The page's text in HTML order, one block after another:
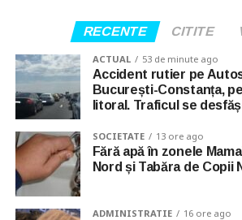
RECENTE CITITE
ACTUAL 53 de minute ago
Accident rutier pe
București-Constanța,
litoral. Traficul se
SOCIETATE 13 ore ago
Fără apă în zonele
Nord și Tabăra de Copii
ADMINISTRATIE 16 ore ago